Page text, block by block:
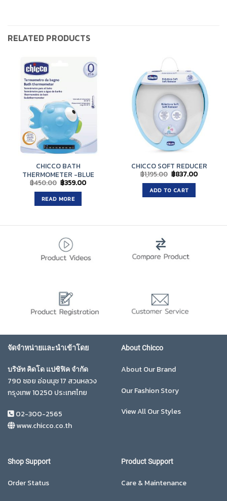
RELATED PRODUCTS
CHICCO BATH
THERMOMETER -BLUE
฿450.00 Original
price
was:
฿450.00.
฿359.00Current
READ MORE
CHICCO SOFT REDUCER
฿1,195.00 Original
price
was:
฿1,195.00.
฿837.00Current
ADD TO CART
จัดจำหน่ายและนำเข้าโดย
บริษัท คิดโด แปซิฟิค จำกัด
790 ซอย อ่อนนุช 17 สวนหลวง
กรุงเทพ 10250 ประเทศไทย
02-300-2565
www.chicco.co.th
About Chicco
About Our Brand
Our Fashion Story
View All Our Styles
Shop Support
Order Status
Product Support
Care & Maintenance